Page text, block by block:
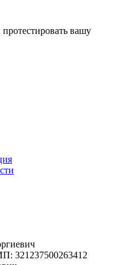
вашу
321237500263412